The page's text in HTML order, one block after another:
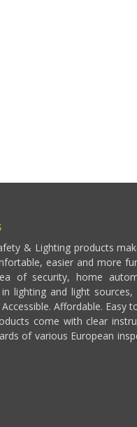
& Lighting products
easier and more
of security, home
in lighting and light
Affordable. Easy
come with clear
of various European